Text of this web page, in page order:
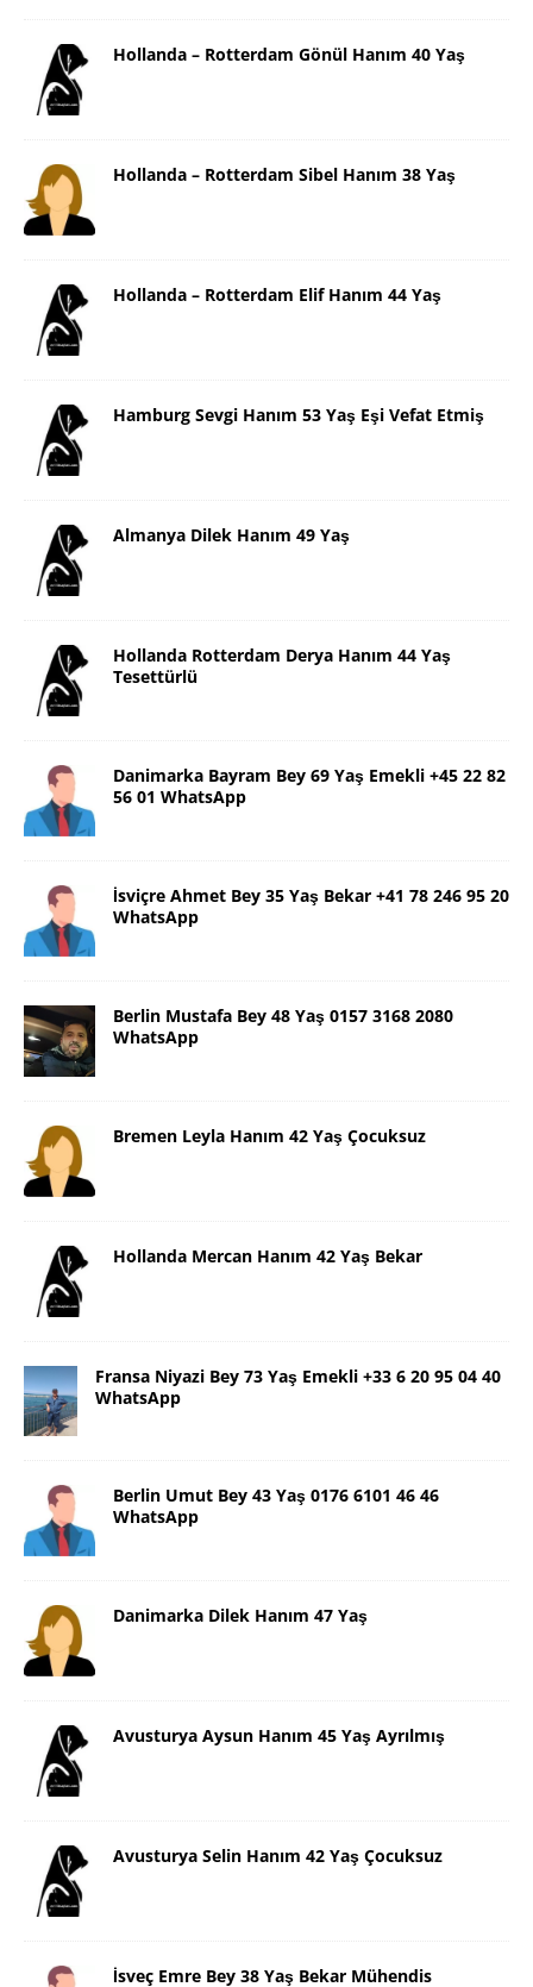
Hollanda – Rotterdam Gönül Hanım 40 Yaş
Hollanda – Rotterdam Sibel Hanım 38 Yaş
Hollanda – Rotterdam Elif Hanım 44 Yaş
Hamburg Sevgi Hanım 53 Yaş Eşi Vefat Etmiş
Almanya Dilek Hanım 49 Yaş
Hollanda Rotterdam Derya Hanım 44 Yaş
Tesettürlü
Danimarka Bayram Bey 69 Yaş Emekli +45 22 82
56 01 WhatsApp
İsviçre Ahmet Bey 35 Yaş Bekar +41 78 246 95 20
WhatsApp
Berlin Mustafa Bey 48 Yaş 0157 3168 2080
WhatsApp
Bremen Leyla Hanım 42 Yaş Çocuksuz
Hollanda Mercan Hanım 42 Yaş Bekar
Fransa Niyazi Bey 73 Yaş Emekli +33 6 20 95 04 40
WhatsApp
Berlin Umut Bey 43 Yaş 0176 6101 46 46
WhatsApp
Danimarka Dilek Hanım 47 Yaş
Avusturya Aysun Hanım 45 Yaş Ayrılmış
Avusturya Selin Hanım 42 Yaş Çocuksuz
İsveç Emre Bey 38 Yaş Bekar Mühendis